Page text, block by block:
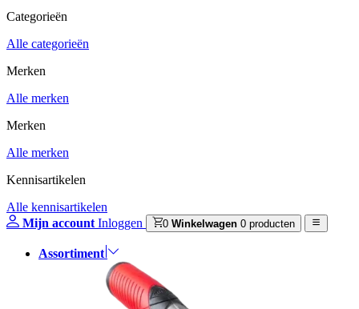
Categorieën
Alle categorieën
Merken
Alle merken
Merken
Alle merken
Kennisartikelen
Alle kennisartikelen
Mijn account Inloggen 0 Winkelwagen 0 producten
Assortiment